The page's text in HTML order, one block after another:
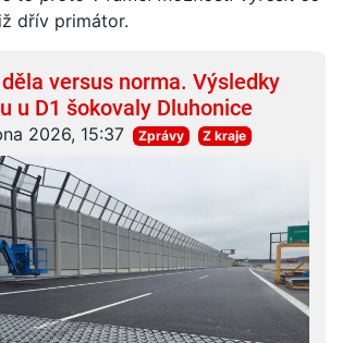
dřív primátor.
versus norma. Výsledky
u D1 šokovaly Dluhonice
2026, 15:37 Zprávy Z kraje